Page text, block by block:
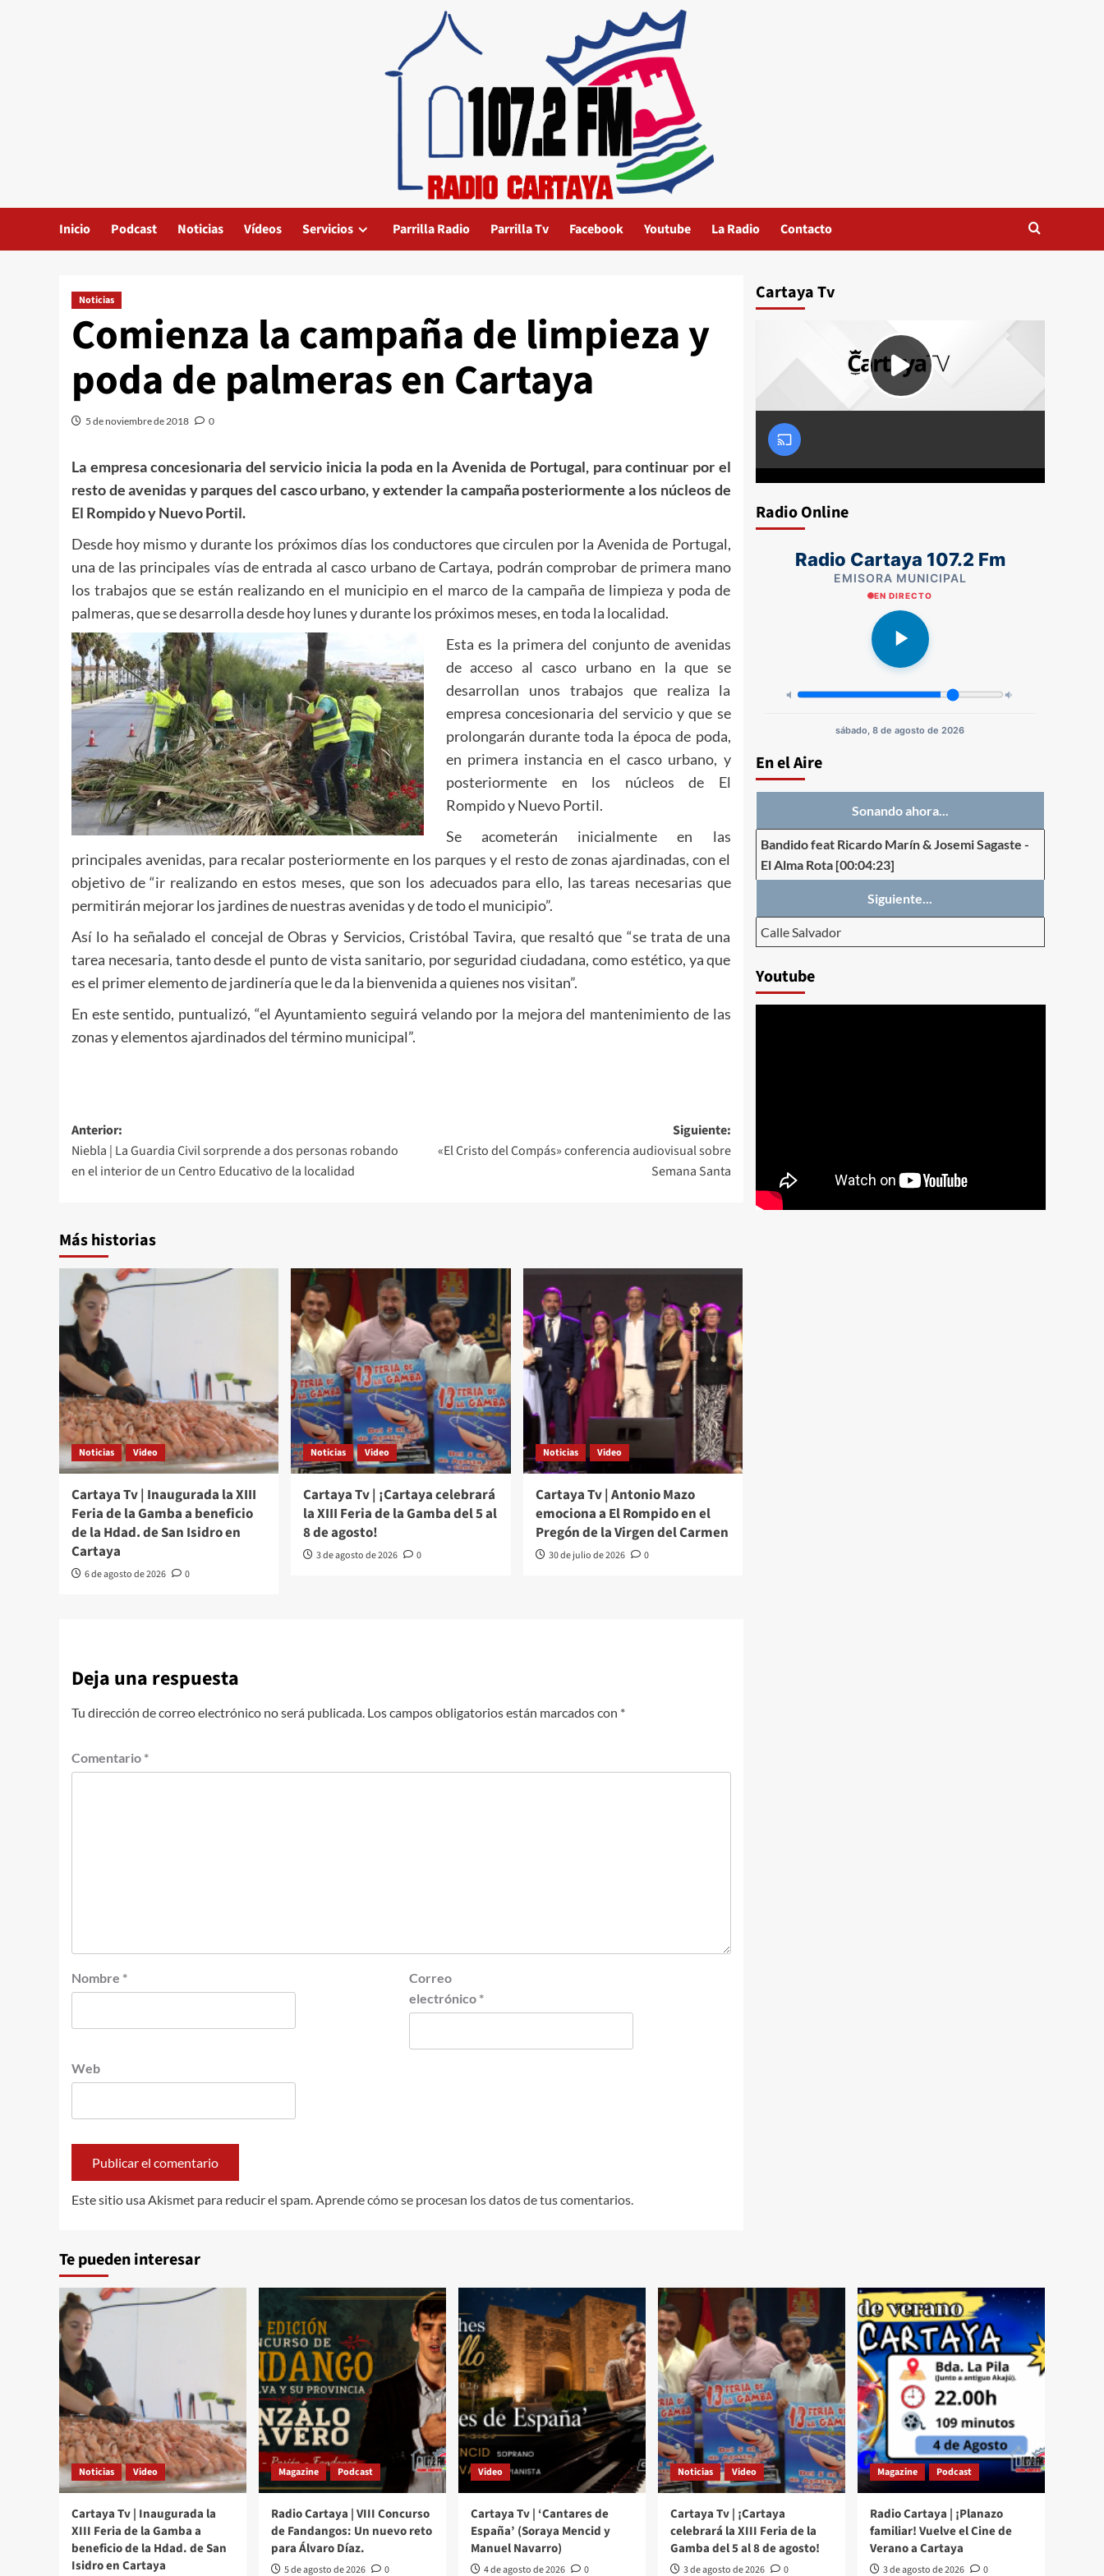
Inicio Podcast Noticias Vídeos Servicios Parrilla Radio Parrilla Tv Facebook Youtube La Radio Contacto
Noticias
Comienza la campaña de limpieza y
poda de palmeras en Cartaya
5 de noviembre de 2018 0
La empresa concesionaria del servicio inicia la poda en la Avenida de Portugal, para continuar por el
resto de avenidas y parques del casco urbano, y extender la campaña posteriormente a los núcleos de
El Rompido y Nuevo Portil.
Desde hoy mismo y durante los próximos días los conductores que circulen por la Avenida de Portugal,
una de las principales vías de entrada al casco urbano de Cartaya, podrán comprobar de primera mano
los trabajos que se están realizando en el municipio en el marco de la campaña de limpieza y poda de
palmeras, que se desarrolla desde hoy lunes y durante los próximos meses, en toda la localidad.
Esta es la primera del conjunto de avenidas
de acceso al casco urbano en la que se
desarrollan unos trabajos que realiza la
empresa concesionaria del servicio y que se
prolongarán durante toda la época de poda,
en primera instancia en el casco urbano, y
posteriormente en los núcleos de El
Rompido y Nuevo Portil.
Se acometerán inicialmente en las
principales avenidas, para recalar posteriormente en los parques y el resto de zonas ajardinadas, con el
objetivo de “ir realizando en estos meses, que son los adecuados para ello, las tareas necesarias que
permitirán mejorar los jardines de nuestras avenidas y de todo el municipio”.
Así lo ha señalado el concejal de Obras y Servicios, Cristóbal Tavira, que resaltó que “se trata de una
tarea necesaria, tanto desde el punto de vista sanitario, por seguridad ciudadana, como estético, ya que
es el primer elemento de jardinería que le da la bienvenida a quienes nos visitan”.
En este sentido, puntualizó, “el Ayuntamiento seguirá velando por la mejora del mantenimiento de las
zonas y elementos ajardinados del término municipal”.
Anterior:
Niebla | La Guardia Civil sorprende a dos personas robando
en el interior de un Centro Educativo de la localidad
Siguiente:
«El Cristo del Compás» conferencia audiovisual sobre
Semana Santa
Más historias
Noticias Video
Cartaya Tv | Inaugurada la XIII
Feria de la Gamba a beneficio
de la Hdad. de San Isidro en
Cartaya
6 de agosto de 2026 0
Noticias Video
Cartaya Tv | ¡Cartaya celebrará
la XIII Feria de la Gamba del 5 al
8 de agosto!
3 de agosto de 2026 0
Noticias Video
Cartaya Tv | Antonio Mazo
emociona a El Rompido en el
Pregón de la Virgen del Carmen
30 de julio de 2026 0
Deja una respuesta
Tu dirección de correo electrónico no será publicada. Los campos obligatorios están marcados con *
Comentario *
Nombre *
Correo
electrónico *
Web
Este sitio usa Akismet para reducir el spam.Aprende cómo se procesan los datos de tus comentarios.
Cartaya Tv
Radio Online
Radio Cartaya 107.2 Fm
EMISORA MUNICIPAL
EN DIRECTO
sábado, 8 de agosto de 2026
En el Aire
Sonando ahora...
Bandido feat Ricardo Marín & Josemi Sagaste -
El Alma Rota [00:04:23]
Siguiente...
Calle Salvador
Youtube
Te pueden interesar
Noticias Video
Cartaya Tv | Inaugurada la
XIII Feria de la Gamba a
beneficio de la Hdad. de San
Isidro en Cartaya
Magazine Podcast
Radio Cartaya | VIII Concurso
de Fandangos: Un nuevo reto
para Álvaro Díaz.
5 de agosto de 2026 0
Video
Cartaya Tv | ‘Cantares de
España’ (Soraya Mencid y
Manuel Navarro)
4 de agosto de 2026 0
Noticias Video
Cartaya Tv | ¡Cartaya
celebrará la XIII Feria de la
Gamba del 5 al 8 de agosto!
3 de agosto de 2026 0
Magazine Podcast
Radio Cartaya | ¡Planazo
familiar! Vuelve el Cine de
Verano a Cartaya
3 de agosto de 2026 0